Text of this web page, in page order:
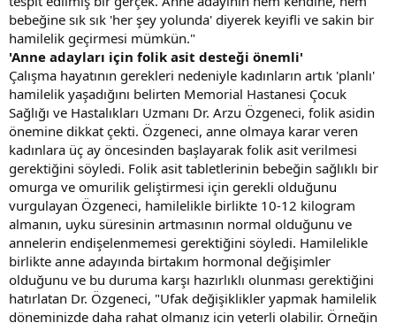
bebeğine sık sık 'her şey yolunda' diyerek keyifli ve sakin bir
hamilelik geçirmesi mümkün."
'Anne adayları için folik asit desteği önemli'
Çalışma hayatının gerekleri nedeniyle kadınların artık 'planlı'
hamilelik yaşadığını belirten Memorial Hastanesi Çocuk
Sağlığı ve Hastalıkları Uzmanı Dr. Arzu Özgeneci, folik asidin
önemine dikkat çekti. Özgeneci, anne olmaya karar veren
kadınlara üç ay öncesinden başlayarak folik asit verilmesi
gerektiğini söyledi. Folik asit tabletlerinin bebeğin sağlıklı bir
omurga ve omurilik geliştirmesi için gerekli olduğunu
vurgulayan Özgeneci, hamilelikle birlikte 10-12 kilogram
almanın, uyku süresinin artmasının normal olduğunu ve
annelerin endişelenmemesi gerektiğini söyledi. Hamilelikle
birlikte anne adayında birtakım hormonal değişimler
olduğunu ve bu duruma karşı hazırlıklı olunması gerektiğini
hatırlatan Dr. Özgeneci, "Ufak değişiklikler yapmak hamilelik
döneminizde daha rahat olmanız için yeterli olabilir. Örneğin